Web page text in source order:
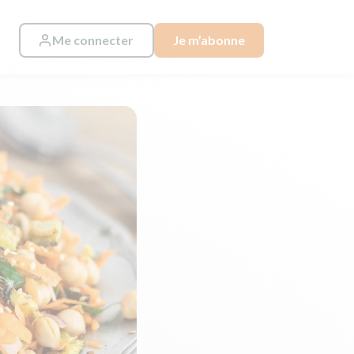
Me connecter Je m’abonne